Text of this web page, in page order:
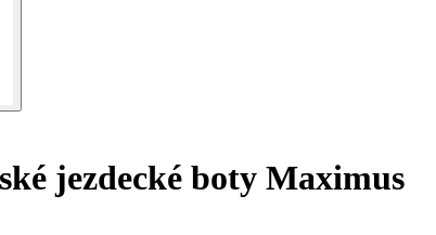
jezdecké boty Maximus